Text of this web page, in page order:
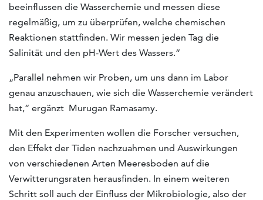
beeinflussen die Wasserchemie und messen diese
regelmäßig, um zu überprüfen, welche chemischen
Reaktionen stattfinden. Wir messen jeden Tag die
Salinität und den pH-Wert des Wassers.“
„Parallel nehmen wir Proben, um uns dann im Labor
genau anzuschauen, wie sich die Wasserchemie verändert
hat,“ ergänzt Murugan Ramasamy.
Mit den Experimenten wollen die Forscher versuchen,
den Effekt der Tiden nachzuahmen und Auswirkungen
von verschiedenen Arten Meeresboden auf die
Verwitterungsraten herausfinden. In einem weiteren
Schritt soll auch der Einfluss der Mikrobiologie, also der